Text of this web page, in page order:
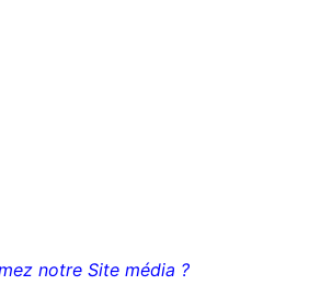
notre Site média ?